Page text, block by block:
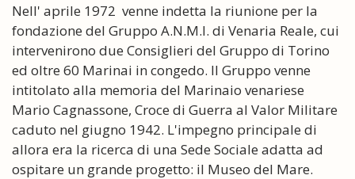
Nell' aprile 1972 venne indetta la riunione per la
fondazione del Gruppo A.N.M.I. di Venaria Reale, cui
intervenirono due Consiglieri del Gruppo di Torino
ed oltre 60 Marinai in congedo. Il Gruppo venne
intitolato alla memoria del Marinaio venariese
Mario Cagnassone, Croce di Guerra al Valor Militare
caduto nel giugno 1942. L'impegno principale di
allora era la ricerca di una Sede Sociale adatta ad
ospitare un grande progetto: il Museo del Mare.